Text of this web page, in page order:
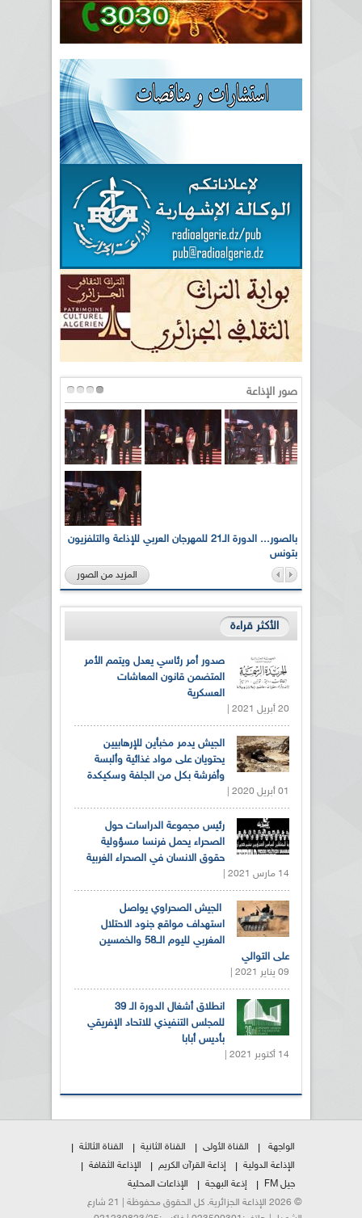
صور الإذاعة
بالصور... الدورة الـ21 للمهرجان العربي للإذاعة والتلفزيون
بتونس
المزيد من الصور
الأكثر قراءة
صدور أمر رئاسي يعدل ويتمم الأمر
المتضمن قانون المعاشات
العسكرية
20 أبريل 2021 |
الجيش يدمر مخبأين للإرهابيين
يحتويان على مواد غذائية وألبسة
وأفرشة بكل من الجلفة وسكيكدة
01 أبريل 2020 |
رئيس مجموعة الدراسات حول
الصحراء يحمل فرنسا مسؤولية
حقوق الانسان في الصحراء الغربية
14 مارس 2021 |
الجيش الصحراوي يواصل
استهداف مواقع جنود الاحتلال
المغربي لليوم الــ58 والخمسين
على التوالي
09 يناير 2021 |
انطلاق أشغال الدورة الـ 39
للمجلس التنفيذي للاتحاد الإفريقي
بأديس أبابا
14 أكتوبر 2021 |
الواجهة القناة الأولى القناة الثانية
القناة الثالثة
الإذاعة الدولية
إذاعة القرآن الكريم
الإذاعة الثقافة
جيل FM
إذعة البهجة
الإذاعات المحلية
© 2026 الإذاعة الجزائرية. كل الحقوق محفوظة | 21 شارع